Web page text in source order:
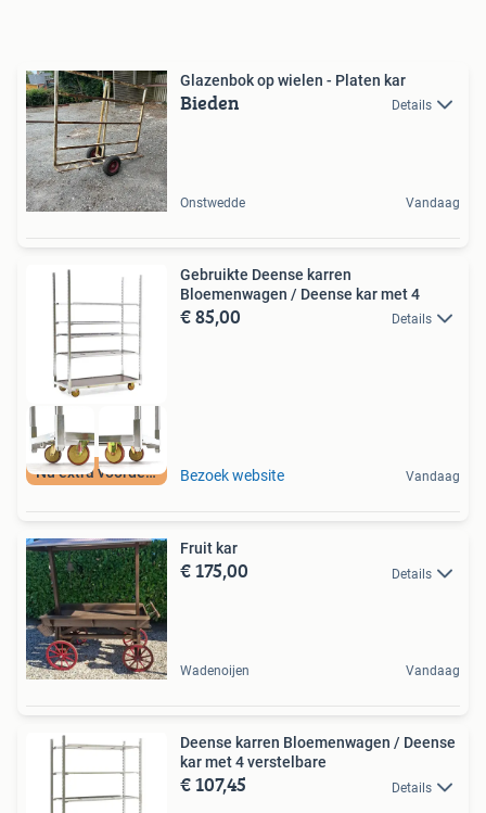
Glazenbok op wielen - Platen kar
Bieden Details
Onstwedde Vandaag
Nu extra voordeel
Gebruikte Deense karren
Bloemenwagen / Deense kar met 4
€ 85,00 Details
Bezoek website Vandaag
Fruit kar
€ 175,00 Details
Wadenoijen Vandaag
Deense karren Bloemenwagen / Deense
kar met 4 verstelbare
€ 107,45 Details